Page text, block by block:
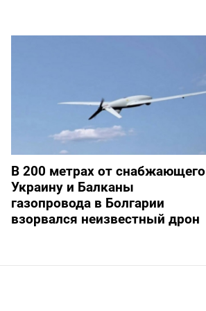
В 200 метрах от снабжающего
Украину и Балканы
газопровода в Болгарии
взорвался неизвестный дрон